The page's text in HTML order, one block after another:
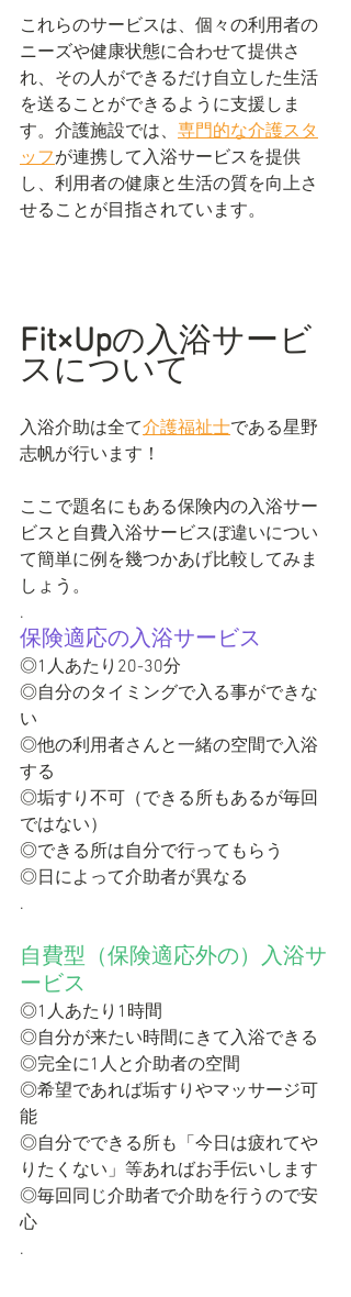
これらのサービスは、個々の利用者の
ニーズや健康状態に合わせて提供さ
れ、その人ができるだけ自立した生活
を送ることができるように支援しま
す。介護施設では、 専門的な介護スタ
ッフが連携して入浴サービスを提供
し、利用者の健康と生活の質を向上さ
せることが目指されています。
Fit×Upの入浴サービ
スについて
入浴介助は全て介護福祉士である星野
志帆が行います！
ここで題名にもある保険内の入浴サー
ビスと自費入浴サービスぼ違いについ
て簡単に例を幾つかあげ比較してみま
しょう。
.
保険適応の入浴サービス
◎1人あたり20-30分
◎自分のタイミングで入る事ができな
い
◎他の利用者さんと一緒の空間で入浴
する
◎垢すり不可（できる所もあるが毎回
ではない）
◎できる所は自分で行ってもらう
◎日によって介助者が異なる
.
自費型（保険適応外の）入浴サ
ービス
◎1人あたり1時間
◎自分が来たい時間にきて入浴できる
◎完全に1人と介助者の空間
◎希望であれば垢すりやマッサージ可
能
◎自分でできる所も「今日は疲れてや
りたくない」等あればお手伝いします
◎毎回同じ介助者で介助を行うので安
心
.